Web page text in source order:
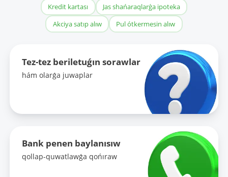
Kredit kartası
Jas shańaraqlarǵa ipoteka
Akciya satıp alıw
Pul ótkermesin alıw
Tez-tez beriletuǵın sorawlar
hám olarǵa juwaplar
Bank penen baylanısıw
qollap-quwatlawǵa qońıraw